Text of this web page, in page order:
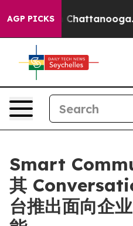
AGP PICKSin Chattanooga.
Smart
其
台推出面向企